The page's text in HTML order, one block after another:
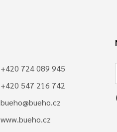
+420 724 089 945
+420 547 216 742
bueho@bueho.cz
www.bueho.cz